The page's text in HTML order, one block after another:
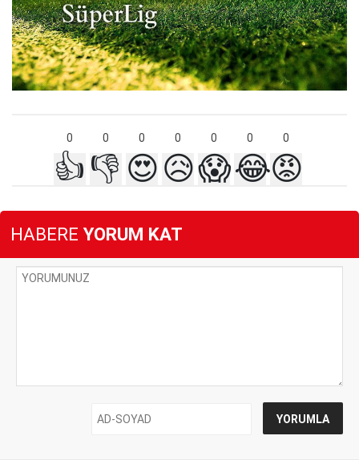
0 0 0 0 0 0 0
👍 👎 😍😥😱😂😡
HABERE YORUM KAT